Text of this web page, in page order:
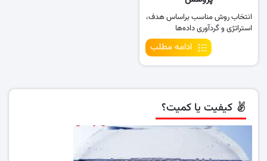
انتخاب روش مناسب براساس هدف،
استراتژی و گردآوری داده‌ها
ادامه مطلب
کیفیت یا کمیت؟